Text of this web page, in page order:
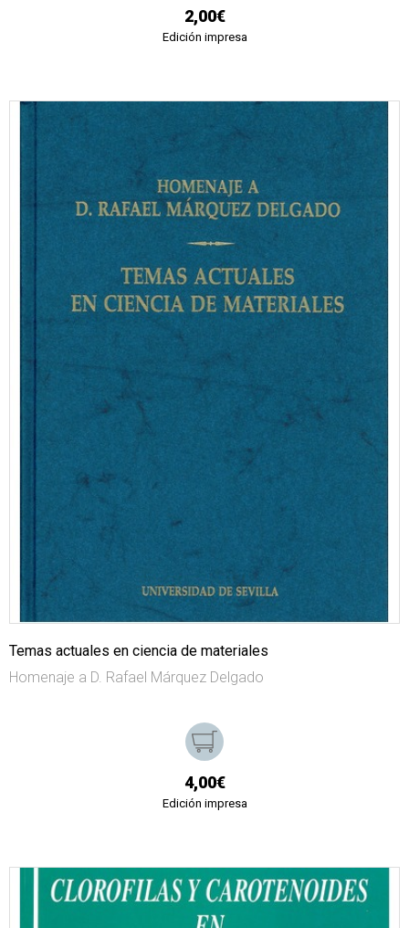
2,00€
Edición impresa
Temas actuales en ciencia de materiales
Homenaje a D. Rafael Márquez Delgado
4,00€
Edición impresa